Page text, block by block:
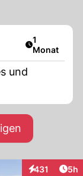
Artikel
1
Monat
und
431
Interaktionen
5h